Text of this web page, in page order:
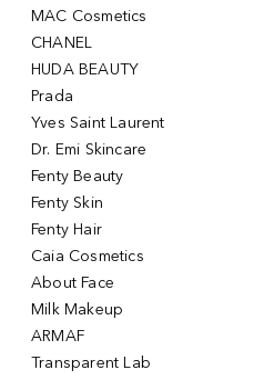
MAC Cosmetics
CHANEL
HUDA BEAUTY
Prada
Yves Saint Laurent
Dr. Emi Skincare
Fenty Beauty
Fenty Skin
Fenty Hair
Caia Cosmetics
About Face
Milk Makeup
ARMAF
Transparent Lab